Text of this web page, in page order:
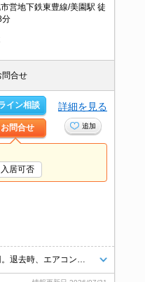
営地下鉄東豊線/美園駅 徒
分
問合せ
イン相談
お問合せ
詳細を見る
追加
入居可否